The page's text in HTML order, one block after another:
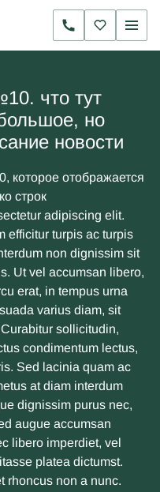
что тут
но
новости
которое отображается
строк
adipiscing elit.
efficitur turpis ac turpis
non dignissim sit
Ut vel accumsan libero,
erat, in tempus urna
varius diam, sit
sollicitudin,
condimentum lectus,
Sed lacinia quam ac
at diam interdum
dignissim purus nec,
augue accumsan
libero imperdiet, vel
platea dictumst.
rhoncus non a nunc.